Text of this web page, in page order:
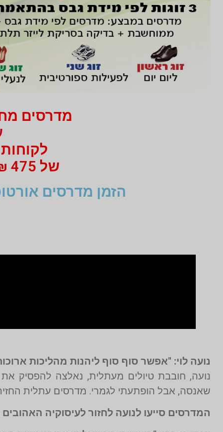
מדרסים מחיר 750 ₪ בלבד
של 475 ₪ מי 750 ₪ בעבור זוג מדרסים
הזמן מדרסים
נועה לוי: "אפשר סוף סוף ליהנות מהליכות
נועה, חובבת טיולים מעתלית, נאלצה להפסיק
שאנסה, אבל הופתעתי לגמרי. מדרסים עתלית
המדרסים סייעו לנועה לחזור לעיסוקיה